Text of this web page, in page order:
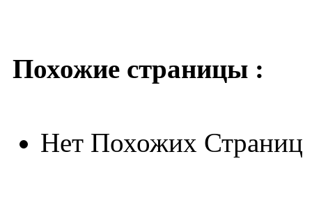
Похожие страницы :
Нет Похожих Страниц